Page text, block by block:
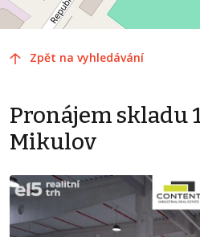
Zpět na vyhledávání
Pronájem skladu
Mikulov